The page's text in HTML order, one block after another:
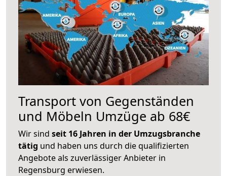
Transport von Gegenständen
und Möbeln Umzüge ab 68€
Wir sind seit 16 Jahren in der Umzugsbranche
tätig und haben uns durch die qualifizierten
Angebote als zuverlässiger Anbieter in
Regensburg erwiesen.